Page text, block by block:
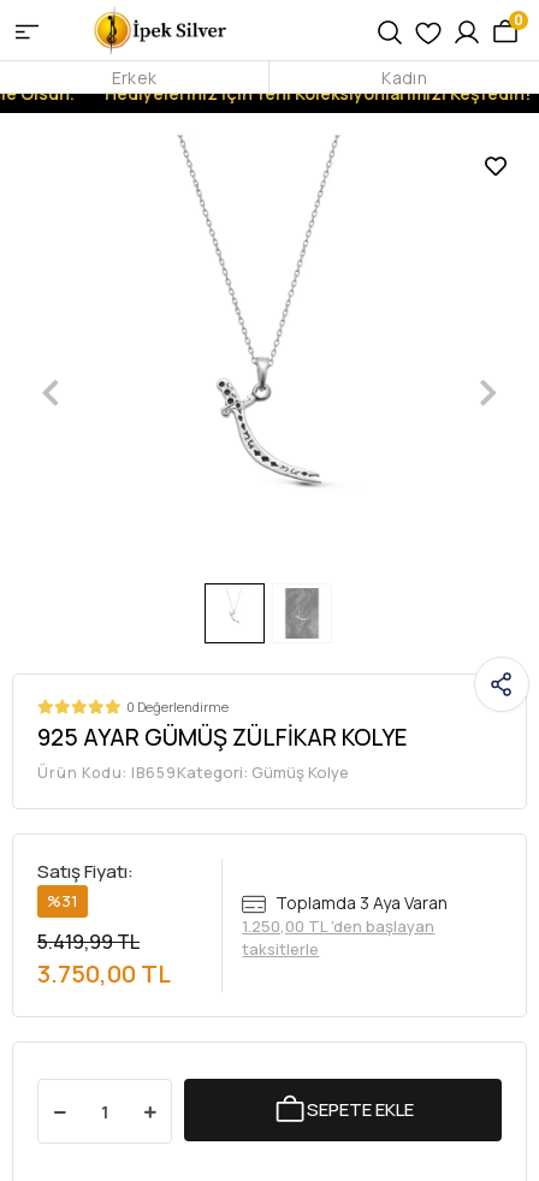
Olsun. Hediyeleriniz İçin Yeni Koleksiyonlarımızı Keşfedin!
0
Erkek Kadın
0 Değerlendirme
925 AYAR GÜMÜŞ ZÜLFİKAR KOLYE
Ürün Kodu: IB659Kategori: Gümüş Kolye
Satış Fiyatı:
%31
5.419,99 TL
3.750,00 TL
Toplamda 3 Aya Varan
1.250,00 TL 'den başlayan
taksitlerle
SEPETE EKLE